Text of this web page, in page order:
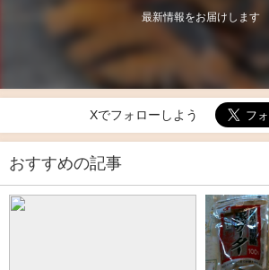
最新情報をお届けします
Xでフォローしよう
おすすめの記事